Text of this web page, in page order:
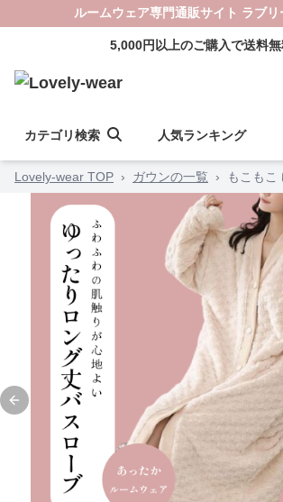
ルームウェア専門通販サイト ラブリ
5,000円以上のご購入で送料
カテゴリ検索 人気ランキング
Lovely-wear TOP › ガウンの一覧 › もこもこ
Previous slide